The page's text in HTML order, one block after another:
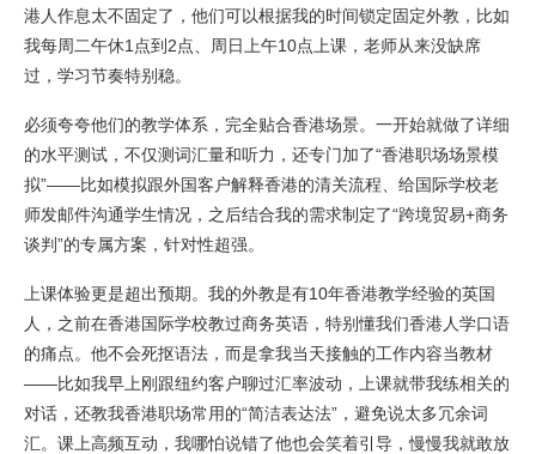
港人作息太不固定了，他们可以根据我的时间锁定固定外教，比如
我每周二午休1点到2点、周日上午10点上课，老师从来没缺席
过，学习节奏特别稳。
必须夸夸他们的教学体系，完全贴合香港场景。一开始就做了详细
的水平测试，不仅测词汇量和听力，还专门加了“香港职场场景模
拟”——比如模拟跟外国客户解释香港的清关流程、给国际学校老
师发邮件沟通学生情况，之后结合我的需求制定了“跨境贸易+商务
谈判”的专属方案，针对性超强。
上课体验更是超出预期。我的外教是有10年香港教学经验的英国
人，之前在香港国际学校教过商务英语，特别懂我们香港人学口语
的痛点。他不会死抠语法，而是拿我当天接触的工作内容当教材
——比如我早上刚跟纽约客户聊过汇率波动，上课就带我练相关的
对话，还教我香港职场常用的“简洁表达法”，避免说太多冗余词
汇。课上高频互动，我哪怕说错了他也会笑着引导，慢慢我就敢放